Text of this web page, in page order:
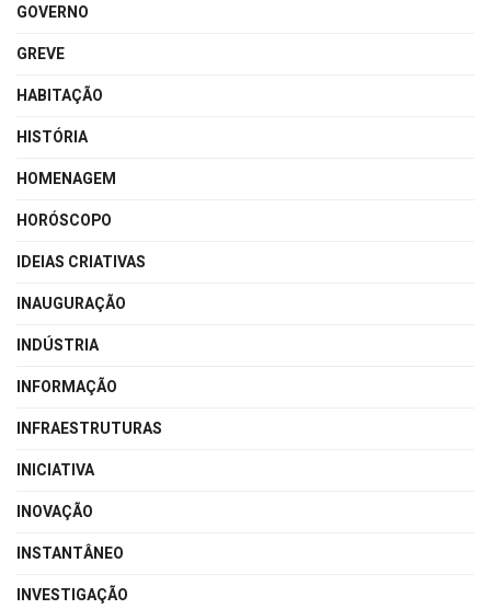
GOVERNO
GREVE
HABITAÇÃO
HISTÓRIA
HOMENAGEM
HORÓSCOPO
IDEIAS CRIATIVAS
INAUGURAÇÃO
INDÚSTRIA
INFORMAÇÃO
INFRAESTRUTURAS
INICIATIVA
INOVAÇÃO
INSTANTÂNEO
INVESTIGAÇÃO